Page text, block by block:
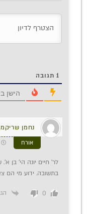
1 תגובה
הישן
נחמן
אורח
לר’ חיים יונה הי’ בן
בתשובה. ידוע מי הם
0